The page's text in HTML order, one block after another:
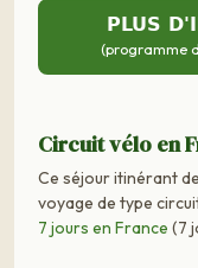
PLUS
(programme
Circuit vélo en
Ce séjour itinérant
voyage de type
7 jours en France (7